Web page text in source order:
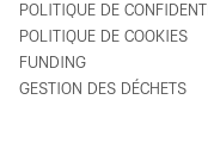
POLITIQUE DE
POLITIQUE DE COOKIES
FUNDING
GESTION DES DÉCHETS